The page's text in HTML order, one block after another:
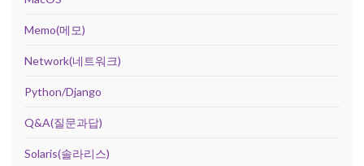
Memo(메모)
Network(네트워크)
Python/Django
Q&A(질문과답)
Solaris(솔라리스)